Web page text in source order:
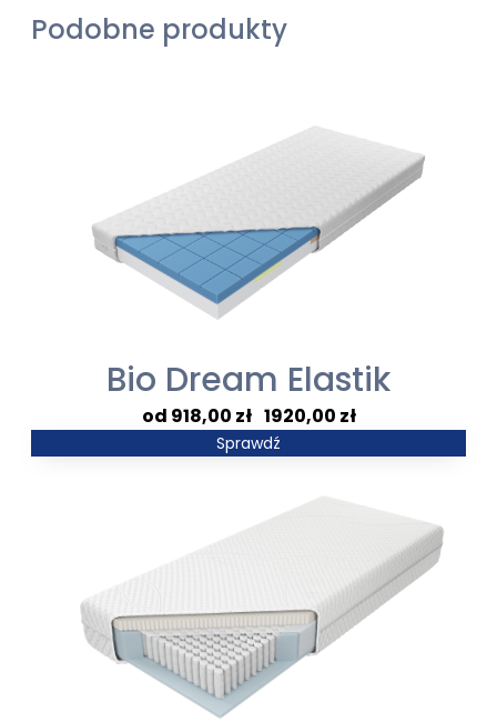
Podobne produkty
Bio Dream Elastik
918,00 zł– 1920,00 zł
Zakres
1920,00 zł
Sprawdź